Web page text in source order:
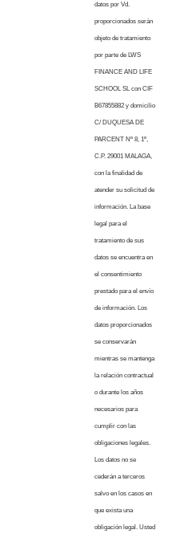
datos por Vd.
proporcionados serán
objeto de tratamiento
por parte de LWS
FINANCE AND LIFE
SCHOOL SL con CIF
B67855882 y domicilio
C/ DUQUESA DE
PARCENT Nº 8, 1º,
C.P. 29001 MALAGA,
con la finalidad de
atender su solicitud de
información. La base
legal para el
tratamiento de sus
datos se encuentra en
el consentimiento
prestado para el envío
de información. Los
datos proporcionados
se conservarán
mientras se mantenga
la relación contractual
o durante los años
necesarios para
cumplir con las
obligaciones legales.
Los datos no se
cederán a terceros
salvo en los casos en
que exista una
obligación legal. Usted